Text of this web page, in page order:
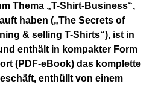
Thema „T-Shirt-Business“,
haben(„The Secrets of
& selling T-Shirts“), ist in
enthält in kompakter Form
(PDF-eBook) das komplette
enthüllt von einem